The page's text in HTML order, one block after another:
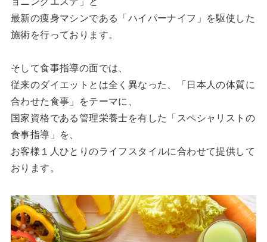
最新の痩身マシンである「ハイパーナイフ」を駆使した
施術を行っております。
そして食事指導の面では、
従来のダイエットとは全く異なった、「日本人の体質に
合わせた食事」をテーマに、
国家資格である管理栄養士を有した「スペシャリストの
食事指導」を、
お客様１人ひとりのライフスタイルに合わせて提供して
おります。